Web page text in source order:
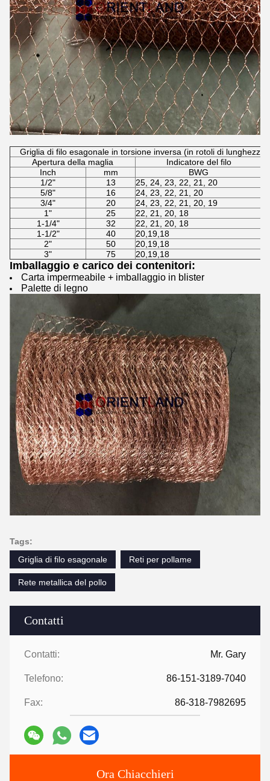
Contatti
Contatti: Mr. Gary
Telefono: 86-151-3189-7040
Fax: 86-318-7982695
Ora Chiacchieri
Griglia di filo esagonale in torsione inversa (in rotoli di lunghezza
Apertura della maglia
Indicatore del filo
Inch
mm
BWG
1/2"
13
25, 24, 23, 22, 21, 20
5/8"
16
24, 23, 22, 21, 20
3/4"
20
24, 23, 22, 21, 20, 19
1"
25
22, 21, 20, 18
1-1/4"
32
22, 21, 20, 18
1-1/2"
40
20,19,18
2"
50
20,19,18
3"
75 20,19,18
Imballaggio e carico dei contenitori:
Carta impermeabile + imballaggio in blister
Palette di legno
Tags:
Griglia di filo esagonale
Reti per pollame
Rete metallica del pollo